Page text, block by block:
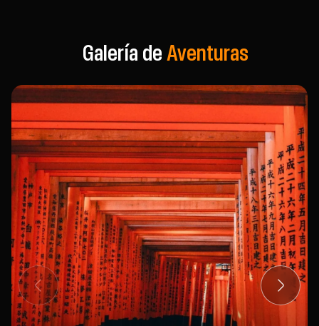
Galería deAventuras